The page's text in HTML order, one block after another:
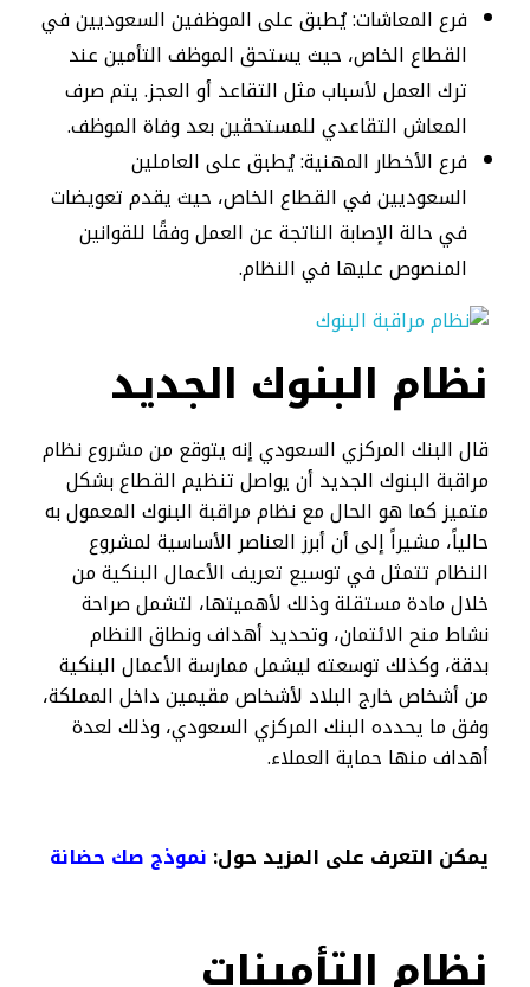
فرع المعاشات: يُطبق على الموظفين السعوديين في
القطاع الخاص، حيث يستحق الموظف التأمين عند
ترك العمل لأسباب مثل التقاعد أو العجز. يتم صرف
المعاش التقاعدي للمستحقين بعد وفاة الموظف.
فرع الأخطار المهنية: يُطبق على العاملين
السعوديين في القطاع الخاص، حيث يقدم تعويضات
في حالة الإصابة الناتجة عن العمل وفقًا للقوانين
المنصوص عليها في النظام.
نظام البنوك الجديد
قال البنك المركزي السعودي إنه يتوقع من مشروع نظام
مراقبة البنوك الجديد أن يواصل تنظيم القطاع بشكل
متميز كما هو الحال مع نظام مراقبة البنوك المعمول به
حالياً، مشيراً إلى أن أبرز العناصر الأساسية لمشروع
النظام تتمثل في توسيع تعريف الأعمال البنكية من
خلال مادة مستقلة وذلك لأهميتها، لتشمل صراحة
نشاط منح الائتمان، وتحديد أهداف ونطاق النظام
بدقة، وكذلك توسعته ليشمل ممارسة الأعمال البنكية
من أشخاص خارج البلاد لأشخاص مقيمين داخل المملكة،
وفق ما يحدده البنك المركزي السعودي، وذلك لعدة
أهداف منها حماية العملاء.
يمكن التعرف على المزيد حول: نموذج صك حضانة
نظام التأمينات